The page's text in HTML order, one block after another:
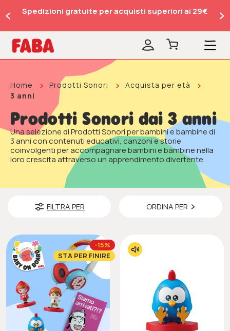
Spedizioni gratuite per acquisti superiori ai 29€
Home Prodotti Sonori
Acquista per età
3 anni
Prodotti Sonori dai 3 anni
Una selezione di Prodotti Sonori per bambini e bambine di
3 anni con contenuti educativi, canzoni e storie
coinvolgenti per accompagnare bambini e bambine nella
loro crescita attraverso un apprendimento divertente.
FILTRA PER ORDINA PER
-15%
STA PER FINIRE